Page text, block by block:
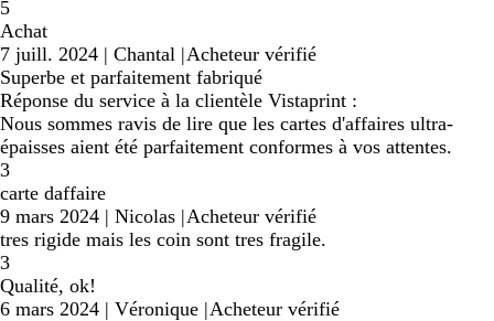
5
Achat
7 juill. 2024 | Chantal |Acheteur vérifié
Superbe et parfaitement fabriqué
Réponse du service à la clientèle Vistaprint :
Nous sommes ravis de lire que les cartes d'affaires ultra-
épaisses aient été parfaitement conformes à vos attentes.
3
carte daffaire
9 mars 2024 | Nicolas |Acheteur vérifié
tres rigide mais les coin sont tres fragile.
3
Qualité, ok!
6 mars 2024 | Véronique |Acheteur vérifié